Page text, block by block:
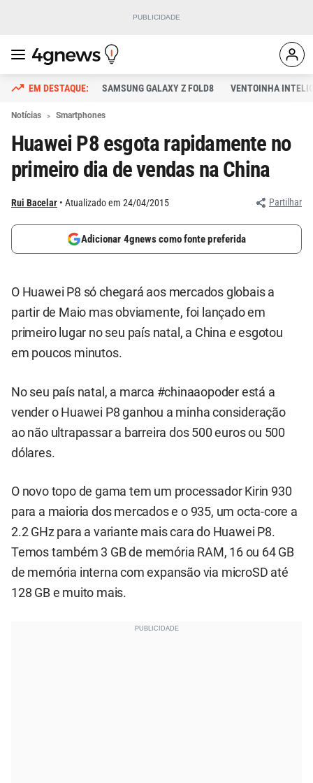
SAMSUNG GALAXY Z FOLD8 VENTOINHA
Notícias Smartphones
Huawei P8 esgota rapidamente no
primeiro dia de vendas na China
Rui Bacelar Atualizado em 24/04/2015 Partilhar
Adicionar 4gnews como fonte preferida
O Huawei P8 só chegará aos mercados globais a
partir de Maio mas obviamente, foi lançado em
primeiro lugar no seu país natal, a China e esgotou
em poucos minutos.
No seu país natal, a marca #chinaaopoder está a
vender o Huawei P8 ganhou a minha consideração
ao não ultrapassar a barreira dos 500 euros ou 500
dólares.
O novo topo de gama tem um processador Kirin 930
para a maioria dos mercados e o 935, um octa-core a
2.2 GHz para a variante mais cara do Huawei P8.
Temos também 3 GB de memória RAM, 16 ou 64 GB
de memória interna com expansão via microSD até
128 GB e muito mais.